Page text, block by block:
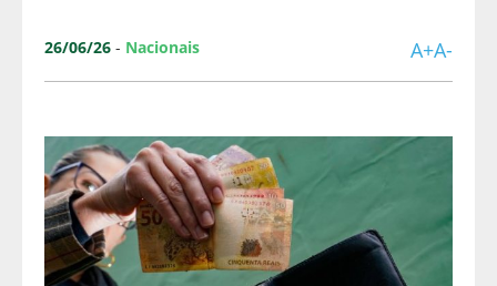
26/06/26 - Nacionais A+A-